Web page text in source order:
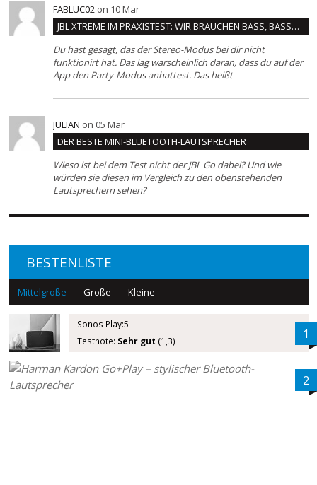
FABLUC02 on 10 Mar
JBL XTREME IM PRAXISTEST: WIR BRAUCHEN BASS, BASS…
Du hast gesagt, das der Stereo-Modus bei dir nicht
funktionirt hat. Das lag warscheinlich daran, dass du auf der
App den Party-Modus anhattest. Das heißt
JULIAN on 05 Mar
DER BESTE MINI-BLUETOOTH-LAUTSPRECHER
Wieso ist bei dem Test nicht der JBL Go dabei? Und wie
würden sie diesen im Vergleich zu den obenstehenden
Lautsprechern sehen?
BESTENLISTE
Mittelgroße Große Kleine
Sonos Play:5
Testnote: Sehr gut (1,3) 1
2